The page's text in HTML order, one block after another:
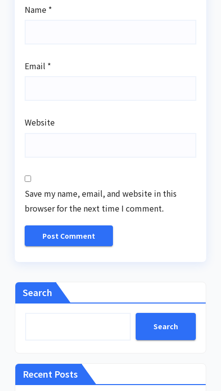
Name *
Email *
Website
Save my name, email, and website in this
browser for the next time I comment.
Search
Search
Recent Posts